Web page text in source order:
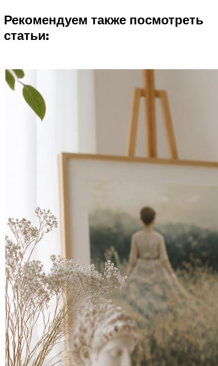
Рекомендуем также посмотреть
статьи: